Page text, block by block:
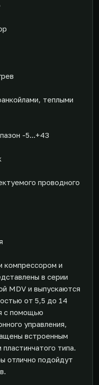
теплыми
-5...+43
проводного
компрессором и
в серии
MDV и выпускаются
от 5,5 до 14
с помощью
управления,
встроенным
типа.
отлично подойдут